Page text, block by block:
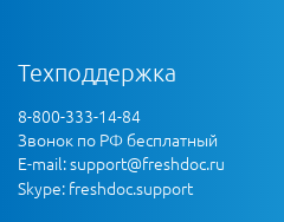
Техподдержка
8-800-333-14-84
Звонок по РФ бесплатный
E-mail:support@freshdoc.ru
Skype: freshdoc.support